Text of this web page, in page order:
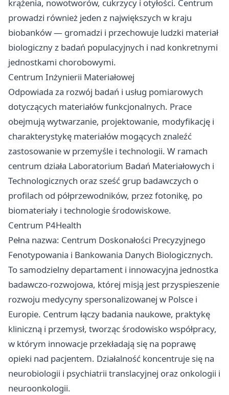
krążenia, nowotworów, cukrzycy i otyłości. Centrum
prowadzi również jeden z największych w kraju
biobanków — gromadzi i przechowuje ludzki materiał
biologiczny z badań populacyjnych i nad konkretnymi
jednostkami chorobowymi.
Centrum Inżynierii Materiałowej
Odpowiada za rozwój badań i usług pomiarowych
dotyczących materiałów funkcjonalnych. Prace
obejmują wytwarzanie, projektowanie, modyfikację i
charakterystykę materiałów mogących znaleźć
zastosowanie w przemyśle i technologii. W ramach
centrum działa Laboratorium Badań Materiałowych i
Technologicznych oraz sześć grup badawczych o
profilach od półprzewodników, przez fotonikę, po
biomateriały i technologie środowiskowe.
Centrum P4Health
Pełna nazwa: Centrum Doskonałości Precyzyjnego
Fenotypowania i Bankowania Danych Biologicznych.
To samodzielny departament i innowacyjna jednostka
badawczo-rozwojowa, której misją jest przyspieszenie
rozwoju medycyny spersonalizowanej w Polsce i
Europie. Centrum łączy badania naukowe, praktykę
kliniczną i przemysł, tworząc środowisko współpracy,
w którym innowacje przekładają się na poprawę
opieki nad pacjentem. Działalność koncentruje się na
neurobiologii i psychiatrii translacyjnej oraz onkologii i
neuroonkologii.